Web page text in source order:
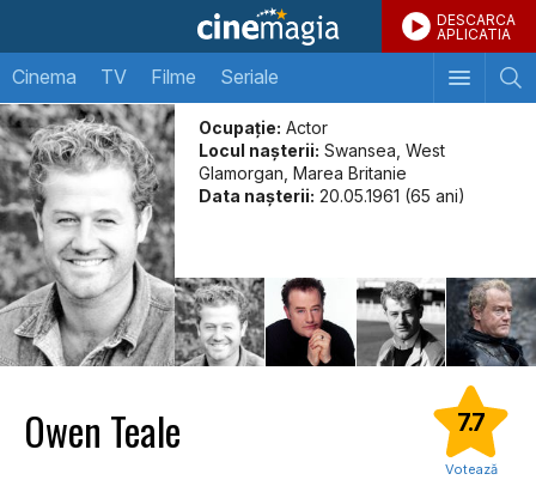
DESCARCA
APLICATIA
Cinema TV Filme Seriale
Ocupație: Actor
Locul naşterii: Swansea, West
Glamorgan, Marea Britanie
Data naşterii: 20.05.1961 (65 ani)
Owen Teale 7.7
Votează